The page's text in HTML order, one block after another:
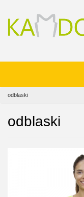
odblaski
odblaski